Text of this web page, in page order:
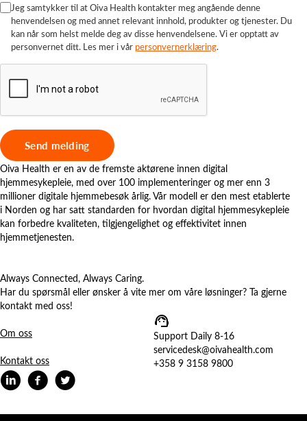
Jeg samtykker til at Oiva Health kontakter meg angående denne
henvendelsen og med annet relevant innhold, produkter og tjenester. Du
kan når som helst melde deg av disse henvendelsene. Vi er opptatt av
personvernet ditt. Les mer i vår personvernerklæring.
Oiva Health er en av de fremste aktørene innen digital
hjemmesykepleie, med over 100 implementeringer og mer enn 3
millioner digitale hjemmebesøk årlig. Vår modell er den mest etablerte
i Norden og har satt standarden for hvordan digital hjemmesykepleie
kan forbedre kvaliteten, tilgjengelighet og effektivitet innen
hjemmetjenesten.
Always Connected, Always Caring.
Har du spørsmål eller ønsker å vite mer om våre løsninger? Ta gjerne
kontakt med oss!
Om oss
Kontakt oss
Support Daily 8-16
servicedesk@oivahealth.com
+358 9 3158 9800